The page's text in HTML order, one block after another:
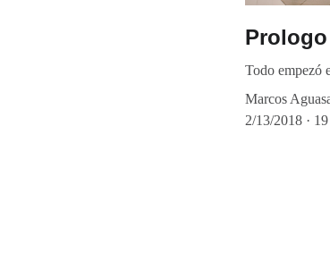
Todo empezó
Marcos
2/13/2018